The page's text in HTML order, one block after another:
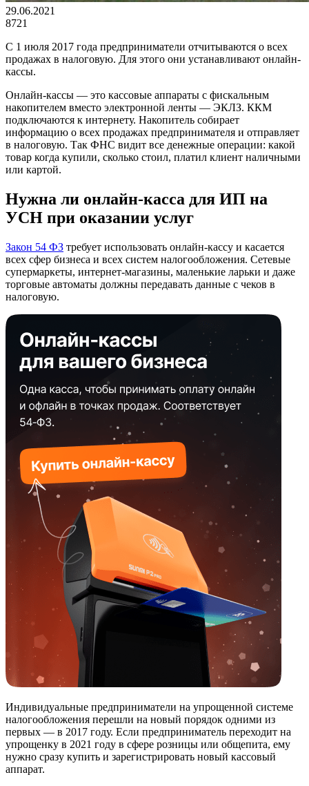
29.06.2021
8721
С 1 июля 2017 года предприниматели отчитываются о всех
продажах в налоговую. Для этого они устанавливают онлайн-
кассы.
Онлайн-кассы — это кассовые аппараты с фискальным
накопителем вместо электронной ленты — ЭКЛЗ. ККМ
подключаются к интернету. Накопитель собирает
информацию о всех продажах предпринимателя и отправляет
в налоговую. Так ФНС видит все денежные операции: какой
товар когда купили, сколько стоил, платил клиент наличными
или картой.
Нужна ли онлайн-касса для ИП на
УСН при оказании услуг
Закон 54 ФЗ требует использовать онлайн-кассу и касается
всех сфер бизнеса и всех систем налогообложения. Сетевые
супермаркеты, интернет-магазины, маленькие ларьки и даже
торговые автоматы должны передавать данные с чеков в
налоговую.
Индивидуальные предприниматели на упрощенной системе
налогообложения перешли на новый порядок одними из
первых — в 2017 году. Если предприниматель переходит на
упрощенку в 2021 году в сфере розницы или общепита, ему
нужно сразу купить и зарегистрировать новый кассовый
аппарат.